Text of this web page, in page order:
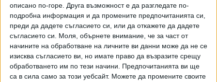
описано по-горе. Друга възможност е да разгледате по-
подробна информация и да промените предпочитанията си,
преди да дадете съгласието си, или да откажете да дадете
съгласието си.
Моля, обърнете внимание, че за част от
начините на обработване на личните ви данни може да не се
изисква съгласието ви, но имате право да възразите срещу
обработването им по тези начини. Предпочитанията ви ще
са в сила само за този уебсайт. Можете да промените своите
индианка да посети офиса му. Когато тя пристига около
седмица по-късно, Камерън отсъства, а член на екипа
му ѝ връчва рамкиран отпечатък на скица, направена от
режисьора. Към отпечатъка има ръкописна бележка от
Камерън, която гласи:"„Твоята красота беше моето
ранно вдъхновение за Нейтири. Жалко, че снимаше друг
филм. Следващия път."